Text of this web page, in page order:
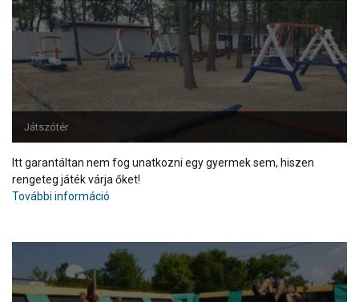
Játszótér
Itt garantáltan nem fog unatkozni egy gyermek sem, hiszen
rengeteg játék várja őket!
További információ